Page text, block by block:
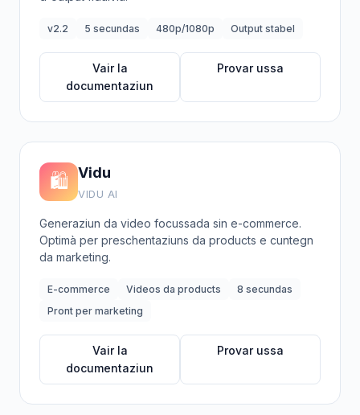
v2.2 5 secundas 480p/1080p Output stabel
Vair la
documentaziun
Provar ussa
🛍️ Vidu
VIDU AI
Generaziun da video focussada sin e-commerce.
Optimà per preschentaziuns da products e cuntegn
da marketing.
E-commerce Videos da products
8 secundas
Pront per marketing
Vair la
documentaziun
Provar ussa